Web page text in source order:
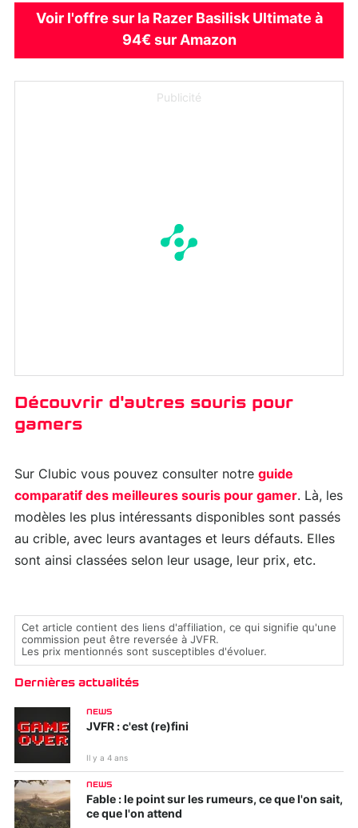
Voir l'offre sur la Razer Basilisk Ultimate à
94€ sur Amazon
Publicité
Découvrir d'autres souris pour
gamers
Sur Clubic vous pouvez consulter notre guide
comparatif des meilleures souris pour gamer. Là, les
modèles les plus intéressants disponibles sont passés
au crible, avec leurs avantages et leurs défauts. Elles
sont ainsi classées selon leur usage, leur prix, etc.
Cet article contient des liens d'affiliation, ce qui signifie qu'une
commission peut être reversée à JVFR.
Les prix mentionnés sont susceptibles d'évoluer.
Dernières actualités
NEWS
JVFR : c'est (re)fini
Il y a 4 ans
NEWS
Fable : le point sur les rumeurs, ce que l'on sait,
ce que l'on attend